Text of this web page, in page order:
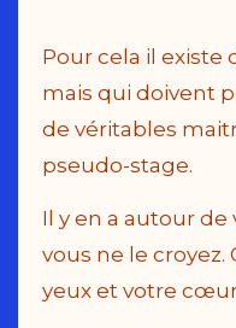
Pour cela il existe
mais qui doivent
de véritables
pseudo-stage.
Il y en a autour
vous ne le
yeux et votre